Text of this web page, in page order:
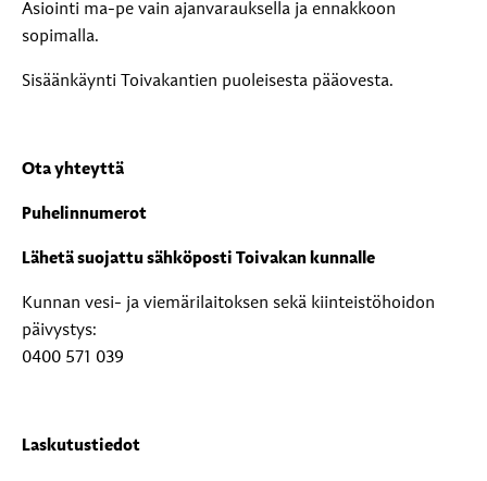
Asiointi ma-pe vain ajanvarauksella ja ennakkoon
sopimalla.
Sisäänkäynti Toivakantien puoleisesta pääovesta.
Ota yhteyttä
Puhelinnumerot
Lähetä suojattu sähköposti Toivakan kunnalle
Kunnan vesi- ja viemärilaitoksen sekä kiinteistöhoidon
päivystys:
0400 571 039
Laskutustiedot